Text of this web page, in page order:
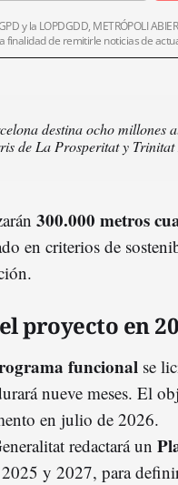
y la LOPDGDD, METRÓPOLI
finalidad de remitirle noticias de
destina ocho millones
de La Prosperitat y Trinitat
300.000 metros
en criterios de
proyecto en
funcional se
nueve meses. El
en julio de 2026.
redactará un
2025 y 2027, para